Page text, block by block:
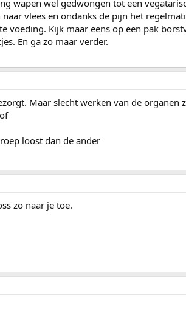
wapen wel gedwongen tot een
vlees en ondanks de pijn het
voeding. Kijk maar eens op een pak
En ga zo maar verder.
Maar slecht werken van de organen
loost dan de ander
zo naar je toe.